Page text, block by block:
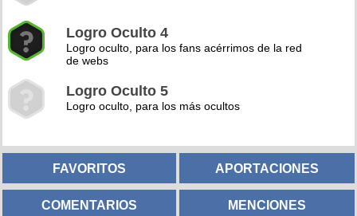
Logro Oculto 4
Logro oculto, para los fans acérrimos de la red
de webs
Logro Oculto 5
Logro oculto, para los más ocultos
FAVORITOS APORTACIONES
COMENTARIOS MENCIONES